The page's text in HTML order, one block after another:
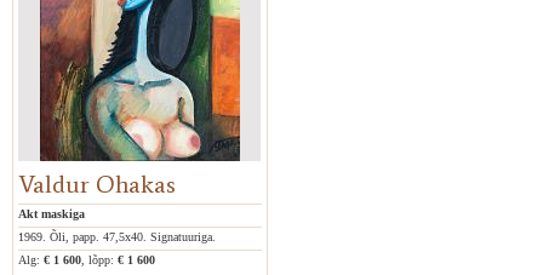
Valdur Ohakas
Akt maskiga
1969. Õli, papp. 47,5x40. Signatuuriga.
Alg: € 1 600 , lõpp: € 1 600